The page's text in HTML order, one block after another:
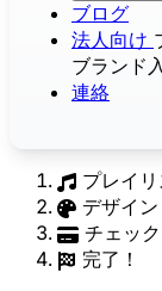
ブログ
法人向け
ブランド
連絡
プレイリ
デザイン
チェッ
完了！